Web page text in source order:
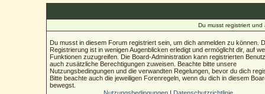
Du musst registriert
Du musst in diesem Forum registriert sein, um dich anmelden zu können.
Registrierung ist in wenigen Augenblicken erledigt und ermöglicht dir, auf
Funktionen zuzugreifen. Die Board-Administration kann registrierten
auch zusätzliche Berechtigungen zuweisen. Beachte bitte unsere
Nutzungsbedingungen und die verwandten Regelungen, bevor du dich
Bitte beachte auch die jeweiligen Forenregeln, wenn du dich in diesem
bewegst.